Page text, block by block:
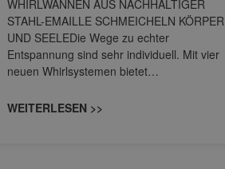
WHIRLWANNEN AUS NACHHALTIGER
STAHL-EMAILLE SCHMEICHELN KÖRPER
UND SEELEDie Wege zu echter
Entspannung sind sehr individuell. Mit vier
neuen Whirlsystemen bietet…
WEITERLESEN >>